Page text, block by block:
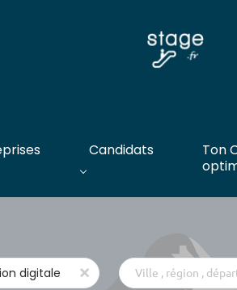
Candidats
Ton
x
Ville
,